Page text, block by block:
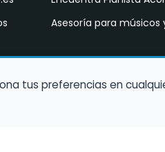
Asesoría para músicos
tus preferencias en